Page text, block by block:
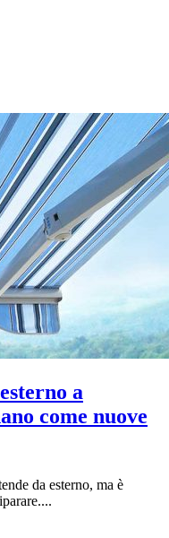
a
come nuove
da esterno, ma è